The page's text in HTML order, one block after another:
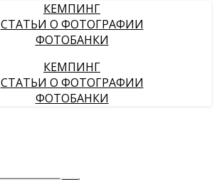
КЕМПИНГ
СТАТЬИ О ФОТОГРАФИИ
ФОТОБАНКИ
КЕМПИНГ
СТАТЬИ О ФОТОГРАФИИ
ФОТОБАНКИ